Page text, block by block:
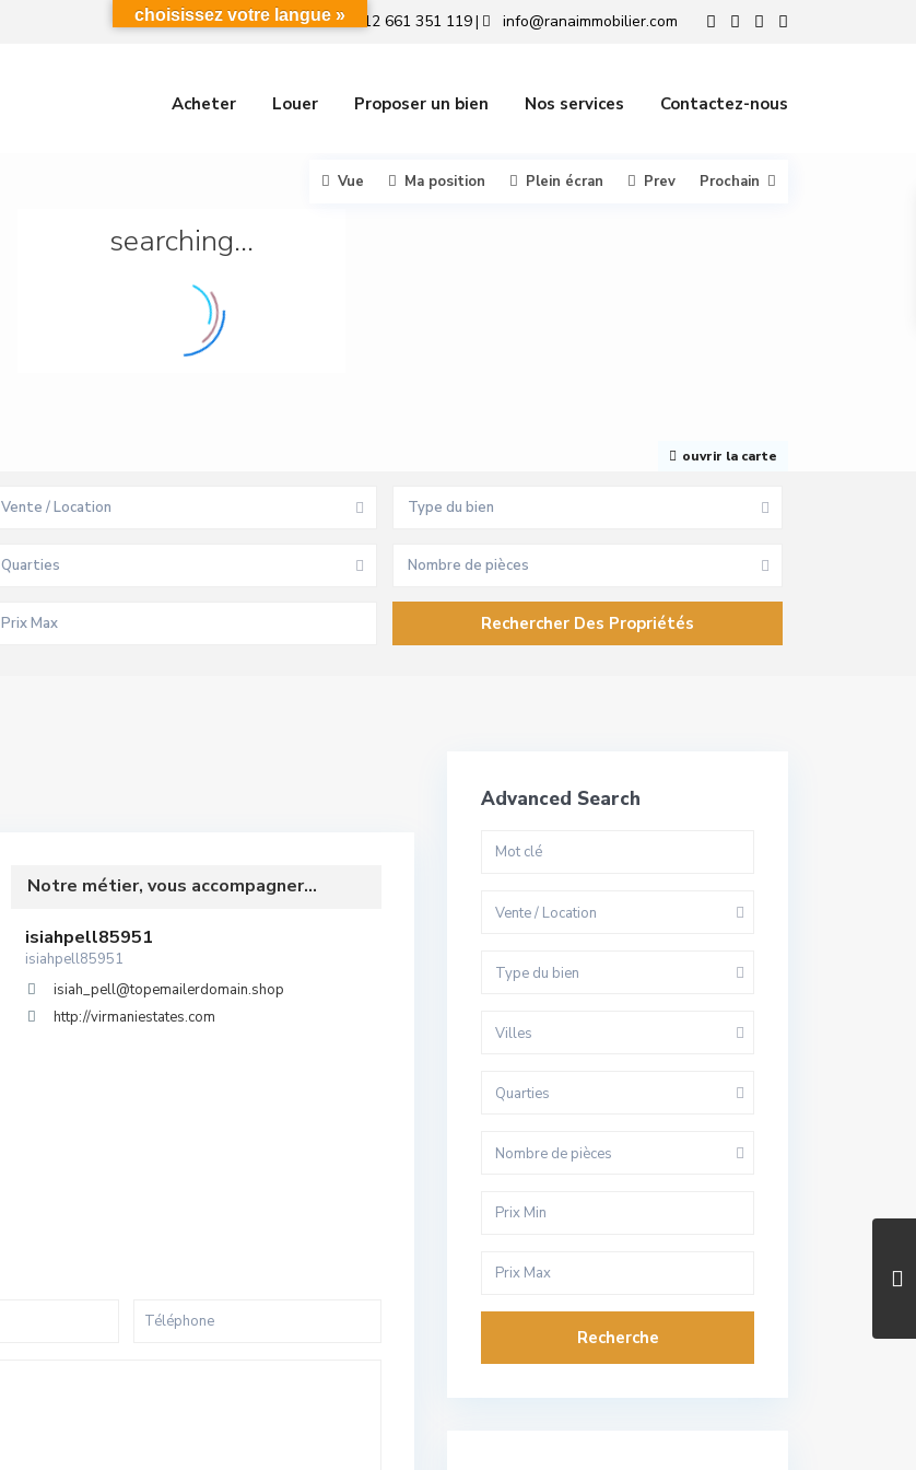
+212 661 351 119| info@ranaimmobilier.com
Acheter Louer Proposer un bien Nos services Contactez-nous
searching...
ouvrir la carte
Vue Ma position Plein écran Prev Prochain
Vente / Location Type du bien
Quarties Nombre de pièces
Notre métier, vous accompagner...
isiahpell85951
isiahpell85951
isiah_pell@topemailerdomain.shop
http://virmaniestates.com
Advanced Search
Vente / Location
Type du bien
Villes
Quarties
Nombre de pièces
Recherche
choisissez votre langue »